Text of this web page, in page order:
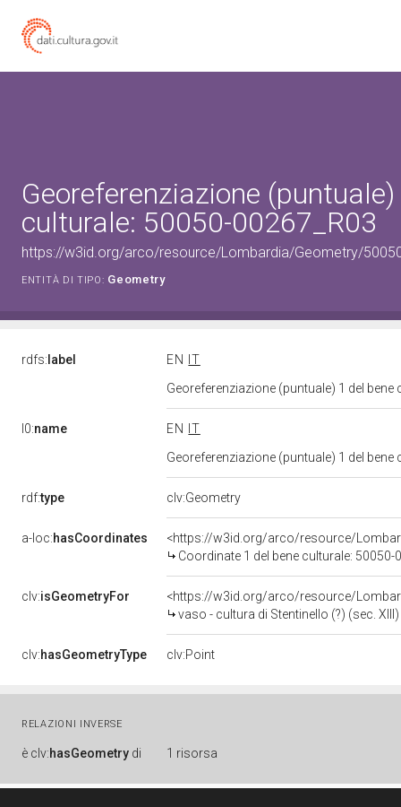
Georeferenziazione
culturale: 50050-00267_R03
https://w3id.org/arco/resource/Lombardia/Geometry/
ENTITÀ DI TIPO: Geometry
rdfs: label EN
IT
Georeferenziazione (puntuale) 1 del
l0:name EN
IT
Georeferenziazione (puntuale) 1 del
rdf:type clv:Geometry
a-loc:hasCoordinates
<https://w3id.org/arco/resource/
Coordinate 1 del bene culturale: 50050-
clv:isGeometryFor
<https://w3id.org/arco/resource/
vaso - cultura di Stentinello (?) (sec. XIII)
clv:hasGeometryType clv:Point
RELAZIONI INVERSE
è clv:hasGeometry di 1 risorsa